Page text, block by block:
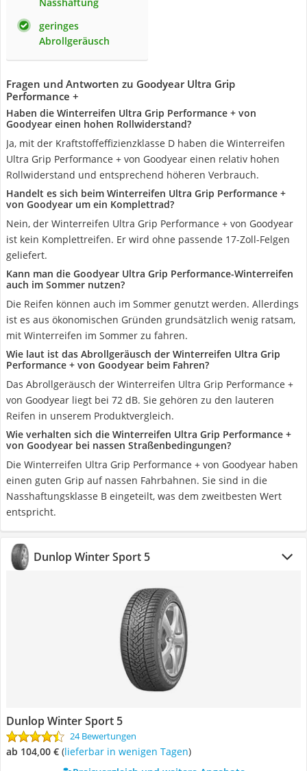
geringes
Abrollgeräusch
Fragen und Antworten zu Goodyear Ultra Grip
Performance +
Haben die Winterreifen Ultra Grip Performance + von
Goodyear einen hohen Rollwiderstand?
Ja, mit der Kraftstoffeffizienzklasse D haben die Winterreifen
Ultra Grip Performance + von Goodyear einen relativ hohen
Rollwiderstand und entsprechend höheren Verbrauch.
Handelt es sich beim Winterreifen Ultra Grip Performance +
von Goodyear um ein Komplettrad?
Nein, der Winterreifen Ultra Grip Performance + von Goodyear
ist kein Komplettreifen. Er wird ohne passende 17-Zoll-Felgen
geliefert.
Kann man die Goodyear Ultra Grip Performance-Winterreifen
auch im Sommer nutzen?
Die Reifen können auch im Sommer genutzt werden. Allerdings
ist es aus ökonomischen Gründen grundsätzlich wenig ratsam,
mit Winterreifen im Sommer zu fahren.
Wie laut ist das Abrollgeräusch der Winterreifen Ultra Grip
Performance + von Goodyear beim Fahren?
Das Abrollgeräusch der Winterreifen Ultra Grip Performance +
von Goodyear liegt bei 72 dB. Sie gehören zu den lauteren
Reifen in unserem Produktvergleich.
Wie verhalten sich die Winterreifen Ultra Grip Performance +
von Goodyear bei nassen Straßenbedingungen?
Die Winterreifen Ultra Grip Performance + von Goodyear haben
einen guten Grip auf nassen Fahrbahnen. Sie sind in die
Nasshaftungsklasse B eingeteilt, was dem zweitbesten Wert
entspricht.
Dunlop Winter Sport 5
Dunlop Winter Sport 5
24 Bewertungen
ab 104,00 € ( Lieferbar in wenigen Tagen)